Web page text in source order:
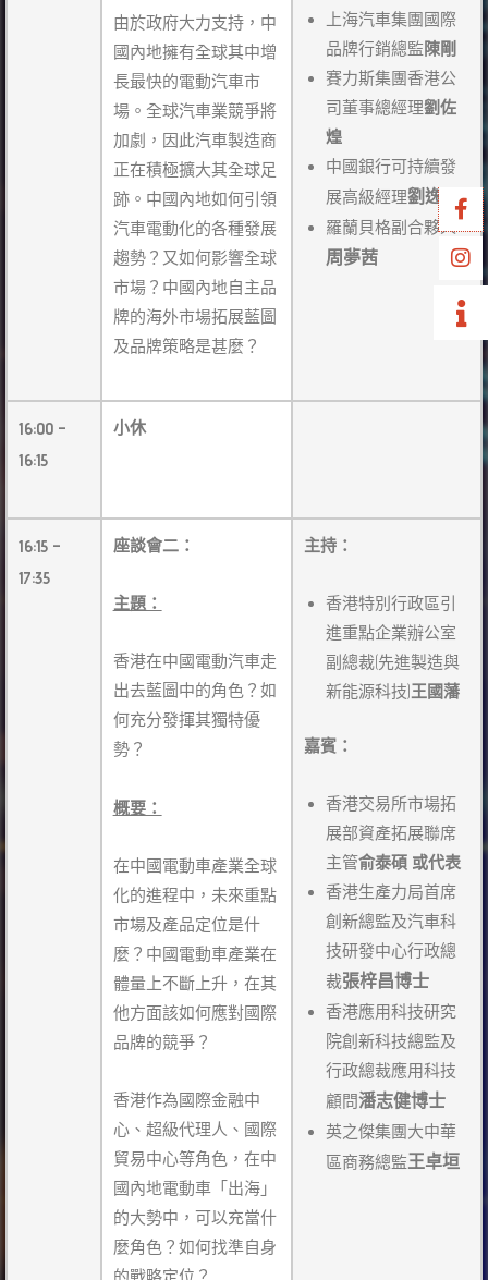
由於政府大力支持，中
國內地擁有全球其中增
長最快的電動汽車市
場。全球汽車業競爭將
加劇，因此汽車製造商
正在積極擴大其全球足
跡。中國內地如何引領
汽車電動化的各種發展
趨勢？又如何影響全球
市場？中國內地自主品
牌的海外市場拓展藍圖
及品牌策略是甚麼？
上海汽車集團國際
品牌行銷總監 陳剛
賽力斯集團香港公
司董事總經理劉佐
煌
中國銀行可持續發
展高級經理劉逸飛
羅蘭貝格副合夥人
周夢茜
16:00 –
16:15
小休
16:15 –
17:35
座談會二：
主題：
香港在中國電動汽車走
出去藍圖中的角色？如
何充分發揮其獨特優
勢？
概要：
在中國電動車產業全球
化的進程中，未來重點
市場及產品定位是什
麼？中國電動車產業在
體量上不斷上升，在其
他方面該如何應對國際
品牌的競爭？
香港作為國際金融中
心、超級代理人、國際
貿易中心等角色，在中
國內地電動車「出海」
的大勢中，可以充當什
麼角色？如何找準自身
的戰略定位？
主持：
香港特別行政區引
進重點企業辦公室
副總裁(先進製造與
新能源科技)王國藩
嘉賓：
香港交易所市場拓
展部資產拓展聯席
主管俞泰碩或代表
香港生產力局首席
創新總監及汽車科
技研發中心行政總
裁張梓昌博士
香港應用科技研究
院創新科技總監及
行政總裁應用科技
顧問潘志健博士
英之傑集團大中華
區商務總監王卓垣